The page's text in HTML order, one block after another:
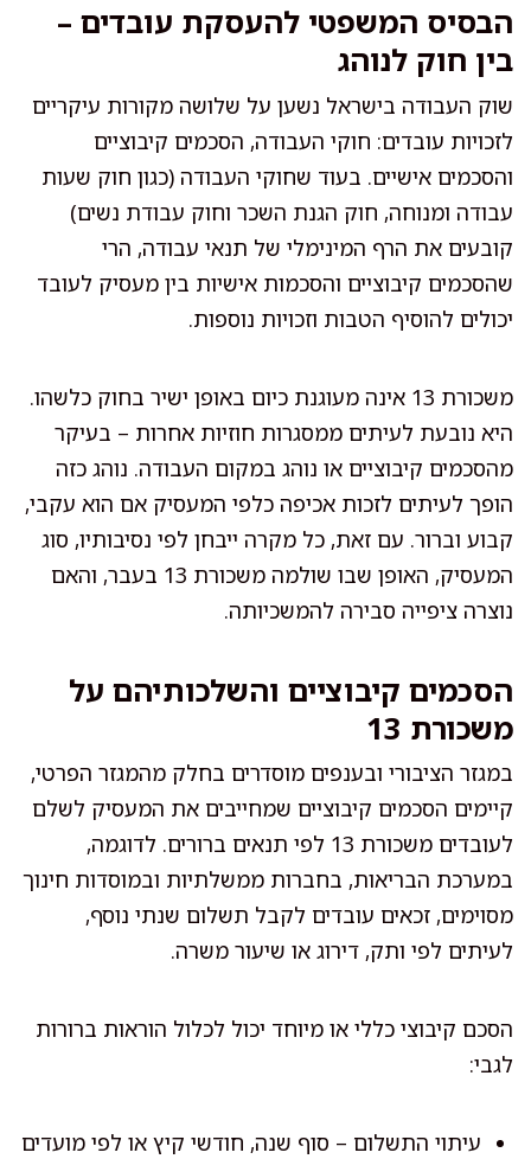
הבסיס המשפטי להעסקת עובדים –
בין חוק לנוהג
שוק העבודה בישראל נשען על שלושה מקורות עיקריים
לזכויות עובדים: חוקי העבודה, הסכמים קיבוציים
והסכמים אישיים. בעוד שחוקי העבודה (כגון חוק שעות
עבודה ומנוחה, חוק הגנת השכר וחוק עבודת נשים)
קובעים את הרף המינימלי של תנאי עבודה, הרי
שהסכמים קיבוציים והסכמות אישיות בין מעסיק לעובד
יכולים להוסיף הטבות וזכויות נוספות.
משכורת 13 אינה מעוגנת כיום באופן ישיר בחוק כלשהו.
היא נובעת לעיתים ממסגרות חוזיות אחרות – בעיקר
מהסכמים קיבוציים או נוהג במקום העבודה. נוהג כזה
הופך לעיתים לזכות אכיפה כלפי המעסיק אם הוא עקבי,
קבוע וברור. עם זאת, כל מקרה ייבחן לפי נסיבותיו, סוג
המעסיק, האופן שבו שולמה משכורת 13 בעבר, והאם
נוצרה ציפייה סבירה להמשכיותה.
הסכמים קיבוציים והשלכותיהם על
משכורת 13
במגזר הציבורי ובענפים מוסדרים בחלק מהמגזר הפרטי,
קיימים הסכמים קיבוציים שמחייבים את המעסיק לשלם
לעובדים משכורת 13 לפי תנאים ברורים. לדוגמה,
במערכת הבריאות, בחברות ממשלתיות ובמוסדות חינוך
מסוימים, זכאים עובדים לקבל תשלום שנתי נוסף,
לעיתים לפי ותק, דירוג או שיעור משרה.
הסכם קיבוצי כללי או מיוחד יכול לכלול הוראות ברורות
לגבי:
עיתוי התשלום – סוף שנה, חודשי קיץ או לפי מועדים